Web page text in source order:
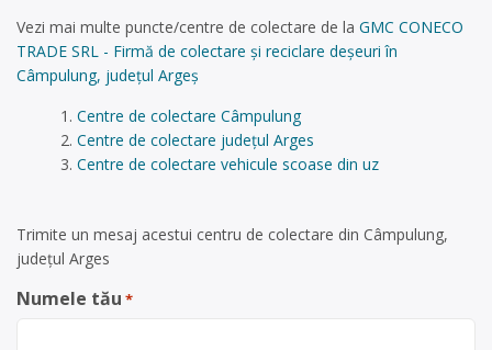
Vezi mai multe puncte/centre de colectare de la GMC CONECO
TRADE SRL - Firmă de colectare și reciclare deșeuri în
Câmpulung, județul Argeș
Centre de colectare Câmpulung
Centre de colectare județul Arges
Centre de colectare vehicule scoase din uz
Trimite un mesaj acestui centru de colectare din Câmpulung,
județul Arges
Numele tău *